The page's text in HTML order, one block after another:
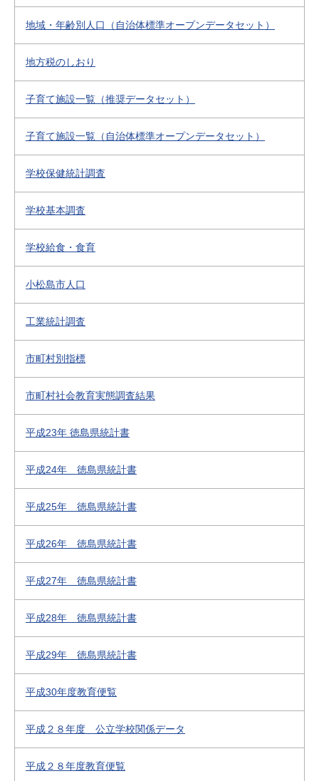
地域・年齢別人口（自治体標準オープンデータセット）
地方税のしおり
子育て施設一覧（推奨データセット）
子育て施設一覧（自治体標準オープンデータセット）
学校保健統計調査
学校基本調査
学校給食・食育
小松島市人口
工業統計調査
市町村別指標
市町村社会教育実態調査結果
平成23年 徳島県統計書
平成24年 徳島県統計書
平成25年 徳島県統計書
平成26年 徳島県統計書
平成27年 徳島県統計書
平成28年 徳島県統計書
平成29年 徳島県統計書
平成30年度教育便覧
平成２８年度 公立学校関係データ
平成２８年度教育便覧